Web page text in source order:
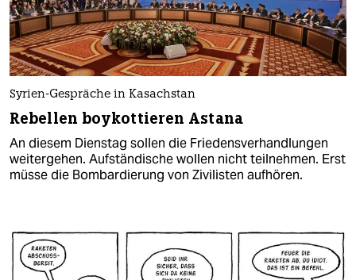
Syrien-Gespräche in Kasachstan
Rebellen boykottieren Astana
An diesem Dienstag sollen die Friedensverhandlungen
weitergehen. Aufständische wollen nicht teilnehmen. Erst
müsse die Bombardierung von Zivilisten aufhören.